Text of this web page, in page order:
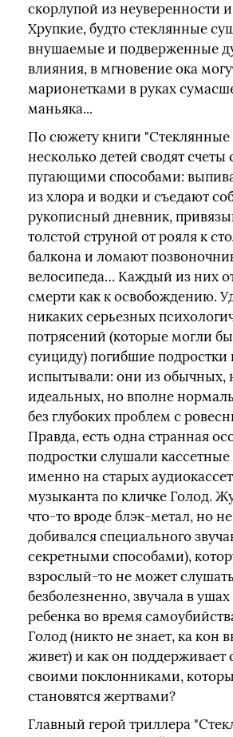
скорлупой из неуверенности и
Хрупкие, будто стеклянные
внушаемые и подверженные
влияния, в мгновение ока
марионетками в руках
маньяка...
По сюжету книги "Стеклянные
несколько детей сводят
пугающими способами:
из хлора и водки и съедают
рукописный дневник,
толстой струной от рояля к
балкона и ломают
велосипеда… Каждый из них
смерти как к освобождению.
никаких серьезных
потрясений (которые могли
суициду) погибшие подростки
испытывали: они из обычных,
идеальных, но вполне
без глубоких проблем с
Правда, есть одна странная
подростки слушали кассетные
именно на старых
музыканта по кличке Голод.
что-то вроде блэк-метал, но
добивался специального
секретными способами),
взрослый-то не может слушать
безболезненно, звучала в
ребенка во время
Голод (никто не знает, ка кон
живет) и как он поддерживает
своими поклонниками,
становятся жертвами?
Главный герой триллера